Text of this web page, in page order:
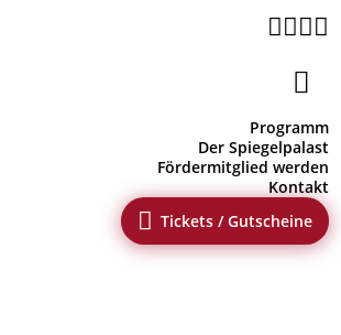


Programm
Der Spiegelpalast
Fördermitglied werden
Kontakt
 Tickets / Gutscheine